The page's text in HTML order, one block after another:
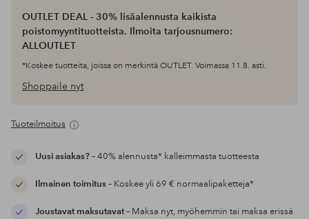
OUTLET DEAL - 30% lisäalennusta kaikista
poistomyyntituotteista. Ilmoita tarjousnumero:
ALLOUTLET
*Koskee tuotteita, joissa on merkintä OUTLET. Voimassa 11.8. asti.
Shoppaile nyt
Tuoteilmoitus
Uusi asiakas?– 40% alennusta* kalleimmasta tuotteesta
Ilmainen toimitus– Koskee yli 69 € normaalipaketteja*
Joustavat maksutavat– Maksa nyt, myöhemmin tai maksa erissä